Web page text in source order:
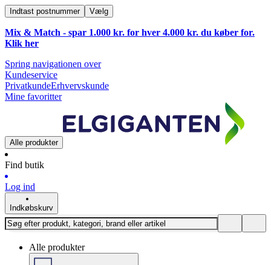
Indtast postnummer Vælg
Mix & Match - spar 1.000 kr. for hver 4.000 kr. du køber for.
Klik her
Spring navigationen over
Kundeservice
PrivatkundeErhvervskunde
Mine favoritter
Alle produkter
Find butik
Log ind
Indkøbskurv
Alle produkter